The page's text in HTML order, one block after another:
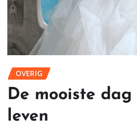
OVERIG
De mooiste
leven